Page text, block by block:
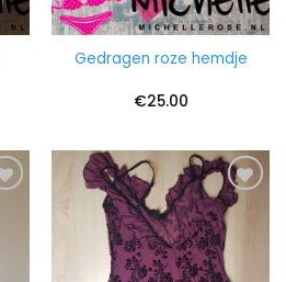
Gedragen roze hemdje
€25.00